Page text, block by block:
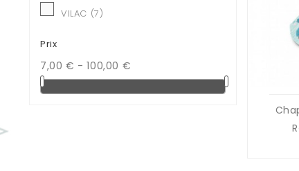
VILAC (7)
Prix
7,00 € - 100,00 €